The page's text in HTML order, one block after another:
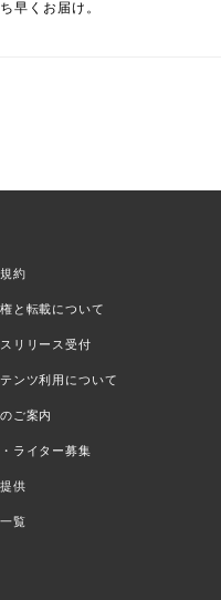
早くお届け。
約
と転載について
リリース受付
ンツ利用について
ご案内
ライター募集
供
覧